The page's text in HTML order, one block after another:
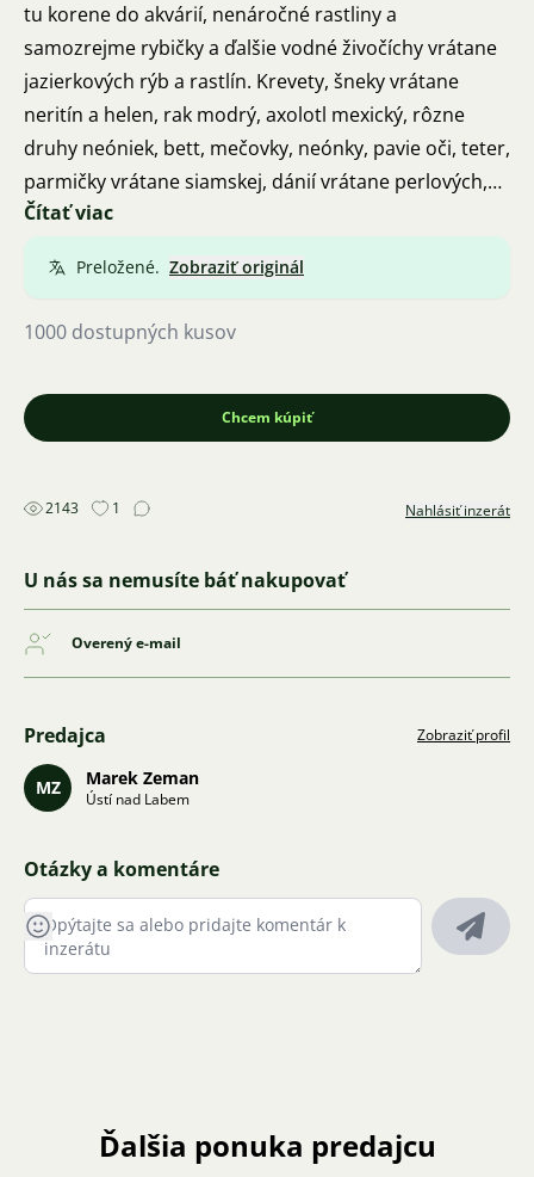
tu korene do akvárií, nenáročné rastliny a
samozrejme rybičky a ďalšie vodné živočíchy vrátane
jazierkových rýb a rastlín. Krevety, šneky vrátane
neritín a helen, rak modrý, axolotl mexický, rôzne
druhy neóniek, bett, mečovky, neónky, pavie oči, teter,
parmičky vrátane siamskej, dánií vrátane perlových,
akar vrátane hnedej, kančíky, pancierničky a mnoho
VŠETKO V POPULÁRNYCH CENÁCH
Ústí nad Labem
Ďalšie info na 775935832
Čítať viac
Preložené. Zobraziť originál
1000 dostupných kusov
Chcem kúpiť
2143 1 Nahlásiť inzerát
U nás sa nemusíte báť nakupovať
Overený e-mail
Predajca Zobraziť profil
MZ Marek Zeman
Ústí nad Labem
Otázky a komentáre
Ďalšia ponuka predajcu